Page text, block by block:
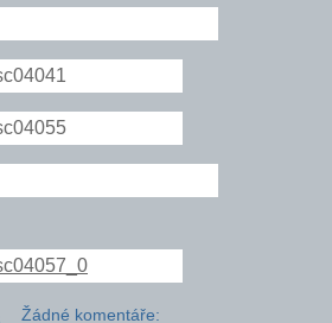
Žádné komentáře: